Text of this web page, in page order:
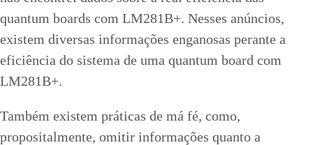
quantum boards com LM281B+. Nesses anúncios,
existem diversas informações enganosas perante a
eficiência do sistema de uma quantum board com
LM281B+.
Também existem práticas de má fé, como,
propositalmente, omitir informações quanto a